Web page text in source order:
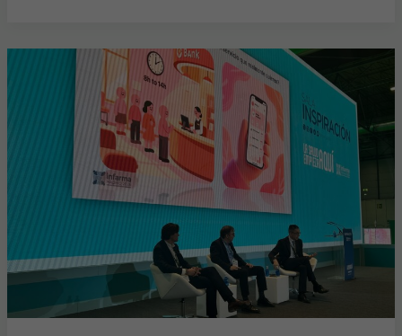
QUAN
SUFICIENT:
FARMACÈUTICS
PACIENTS